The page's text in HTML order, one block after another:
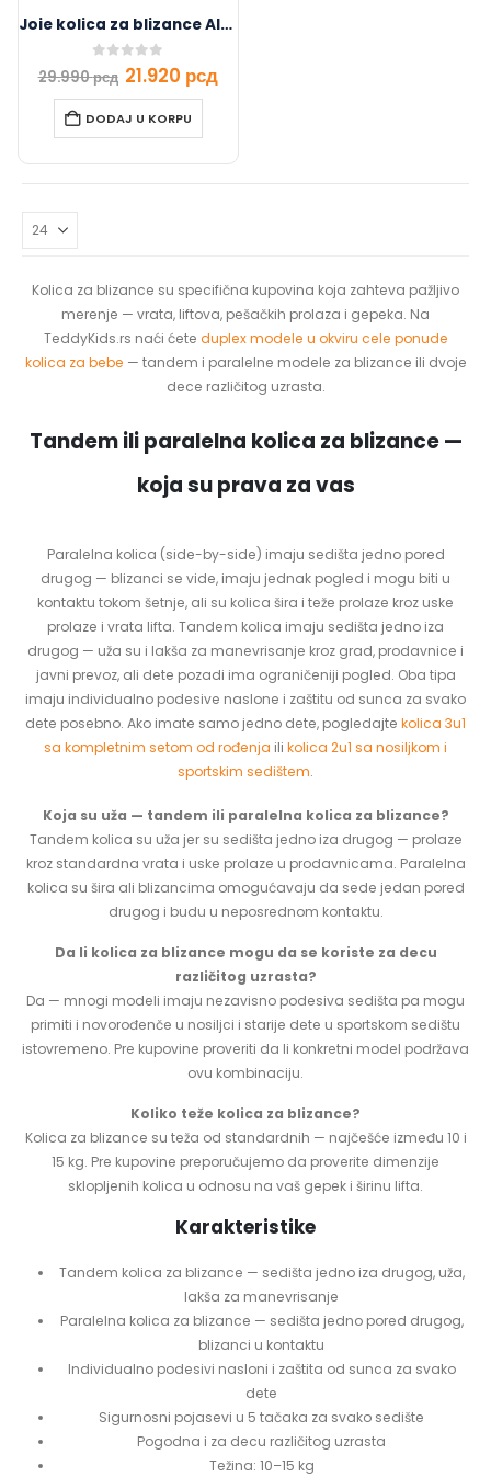
Joie kolica za blizance AIRE
out of 5
29.990рсд 21.920 рсд
DODAJ U KORPU
Kolica za blizance su specifična kupovina koja zahteva pažljivo
merenje — vrata, liftova, pešačkih prolaza i gepeka. Na
TeddyKids.rs naći ćete duplex modele u okviru cele ponude
kolica za bebe — tandem i paralelne modele za blizance ili dvoje
dece različitog uzrasta.
Tandem ili paralelna kolica za blizance —
koja su prava za vas
Paralelna kolica (side-by-side) imaju sedišta jedno pored
drugog — blizanci se vide, imaju jednak pogled i mogu biti u
kontaktu tokom šetnje, ali su kolica šira i teže prolaze kroz uske
prolaze i vrata lifta. Tandem kolica imaju sedišta jedno iza
drugog — uža su i lakša za manevrisanje kroz grad, prodavnice i
javni prevoz, ali dete pozadi ima ograničeniji pogled. Oba tipa
imaju individualno podesive naslone i zaštitu od sunca za svako
dete posebno. Ako imate samo jedno dete, pogledajte kolica 3u1
sa kompletnim setom od rođenja ili kolica 2u1 sa nosiljkom i
sportskim sedištem.
Koja su uža — tandem ili paralelna kolica za blizance?
Tandem kolica su uža jer su sedišta jedno iza drugog — prolaze
kroz standardna vrata i uske prolaze u prodavnicama. Paralelna
kolica su šira ali blizancima omogućavaju da sede jedan pored
drugog i budu u neposrednom kontaktu.
Da li kolica za blizance mogu da se koriste za decu
različitog uzrasta?
Da — mnogi modeli imaju nezavisno podesiva sedišta pa mogu
primiti i novorođenče u nosiljci i starije dete u sportskom sedištu
istovremeno. Pre kupovine proveriti da li konkretni model podržava
ovu kombinaciju.
Koliko teže kolica za blizance?
Kolica za blizance su teža od standardnih — najčešće između 10 i
15 kg. Pre kupovine preporučujemo da proverite dimenzije
sklopljenih kolica u odnosu na vaš gepek i širinu lifta.
Karakteristike
Tandem kolica za blizance — sedišta jedno iza drugog, uža,
lakša za manevrisanje
Paralelna kolica za blizance — sedišta jedno pored drugog,
blizanci u kontaktu
Individualno podesivi nasloni i zaštita od sunca za svako
dete
Sigurnosni pojasevi u 5 tačaka za svako sedište
Pogodna i za decu različitog uzrasta
Težina: 10–15 kg